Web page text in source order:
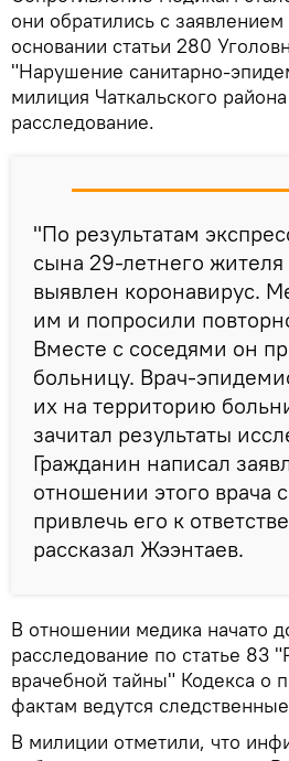
они обратились с
основании статьи 280
"Нарушение санитарно-
милиция Чаткальского
расследование.
"По результатам
сына 29-летнего
выявлен коронавирус.
им и попросили
Вместе с соседями он
больницу. Врач-
их на территорию
зачитал результаты
Гражданин написал
отношении этого врача
привлечь его к
рассказал Жээнтаев.
В отношении медика начато
расследование по статье 83
врачебной тайны" Кодекса о
фактам ведутся
В милиции отметили, что